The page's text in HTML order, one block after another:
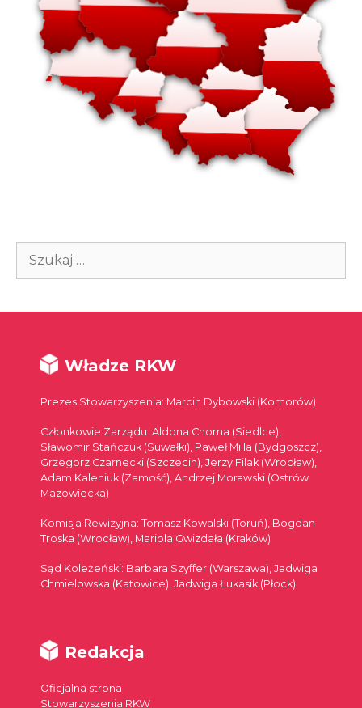
Szukaj:
Władze RKW
Prezes Stowarzyszenia: Marcin Dybowski (Komorów)
Członkowie Zarządu: Aldona Choma (Siedlce),
Sławomir Stańczuk (Suwałki), Paweł Milla (Bydgoszcz),
Grzegorz Czarnecki (Szczecin), Jerzy Filak (Wrocław),
Adam Kaleniuk (Zamość), Andrzej Morawski (Ostrów
Mazowiecka)
Komisja Rewizyjna: Tomasz Kowalski (Toruń), Bogdan
Troska (Wrocław), Mariola Gwizdała (Kraków)
Sąd Koleżeński: Barbara Szyffer (Warszawa), Jadwiga
Chmielowska (Katowice), Jadwiga Łukasik (Płock)
Redakcja
Oficjalna strona
Stowarzyszenia RKW